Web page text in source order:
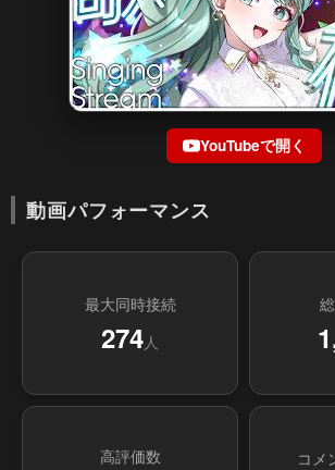
YouTubeで開く
動画パフォーマンス
最大同時接続
274人
高評価数 コメ